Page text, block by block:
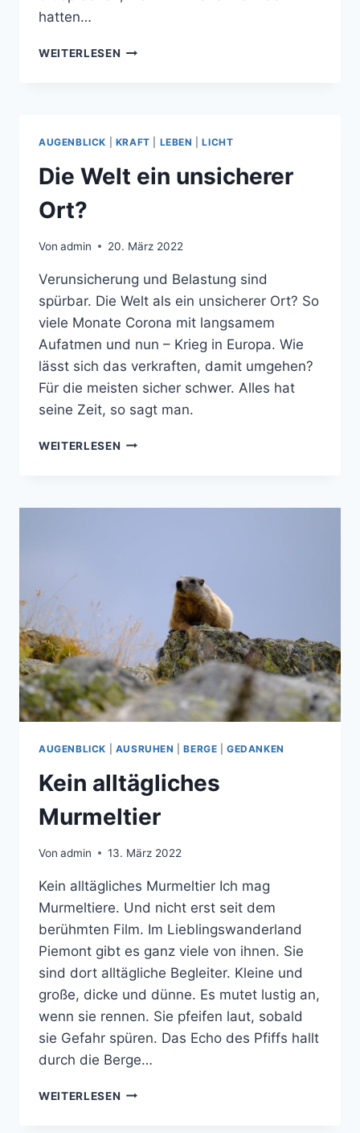
hatten…
WEITERLESEN EINE
AUGENBLICK KRAFT LEBEN |LICHT
Die Welt ein unsicherer
Ort?
Von admin 20. März 2022
Verunsicherung und Belastung sind
spürbar. Die Welt als ein unsicherer Ort? So
viele Monate Corona mit langsamem
Aufatmen und nun – Krieg in Europa. Wie
lässt sich das verkraften, damit umgehen?
Für die meisten sicher schwer. Alles hat
seine Zeit, so sagt man.
WEITERLESEN DIE
ORT?
AUGENBLICK AUSRUHEN |BERGE |GEDANKEN
Kein alltägliches
Murmeltier
Von admin 13. März 2022
Kein alltägliches Murmeltier Ich mag
Murmeltiere. Und nicht erst seit dem
berühmten Film. Im Lieblingswanderland
Piemont gibt es ganz viele von ihnen. Sie
sind dort alltägliche Begleiter. Kleine und
große, dicke und dünne. Es mutet lustig an,
wenn sie rennen. Sie pfeifen laut, sobald
sie Gefahr spüren. Das Echo des Pfiffs hallt
durch die Berge…
WEITERLESEN KEIN